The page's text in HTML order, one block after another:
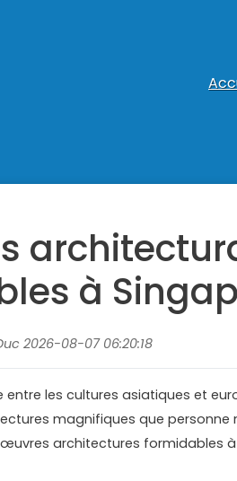
à
2026-08-07 06:20:18
entre les cultures asiatiques et
magnifiques que
architectures formidables